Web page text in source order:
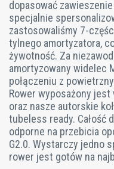
dopasować
specjalnie
zastosowaliśmy 7-
tylnego amortyzatora,
żywotność. Za
amortyzowany widelec
połączeniu z
Rower wyposażony jest
oraz nasze autorskie
tubeless ready. Całość
odporne na przebicia
G2.0. Wystarczy jedno
rower jest gotów na